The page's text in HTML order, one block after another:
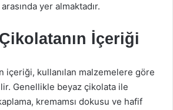
yer almaktadır.
İçeriği
içeriği, kullanılan malzemelere göre
Genellikle beyaz çikolata ile
kremamsı dokusu ve hafif